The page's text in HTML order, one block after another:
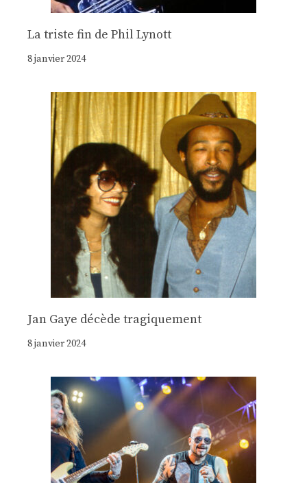
La triste fin de Phil Lynott
8 janvier 2024
Jan Gaye décède tragiquement
8 janvier 2024